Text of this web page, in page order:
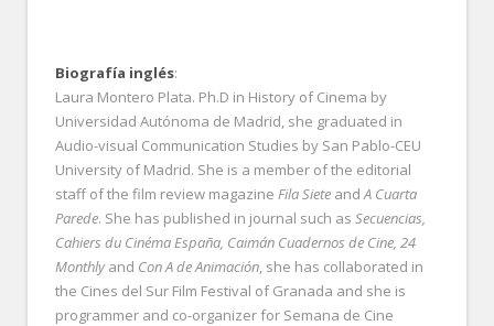
Biografía inglés:
Laura Montero Plata. Ph.D in History of Cinema by
Universidad Autónoma de Madrid, she graduated in
Audio-visual Communication Studies by San Pablo-CEU
University of Madrid. She is a member of the editorial
staff of the film review magazine Fila Siete andA Cuarta
Parede. She has published in journal such as Secuencias,
Cahiers du Cinéma España, Caimán Cuadernos de Cine, 24
Monthlyand Con A de Animación, she has collaborated in
the Cines del Sur Film Festival of Granada and she is
programmer and co-organizer for Semana de Cine